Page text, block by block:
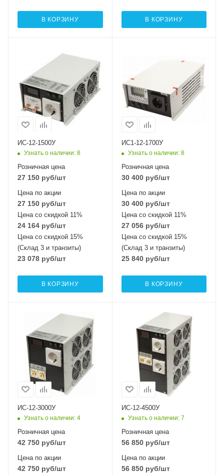
В КОРЗИНУ В КОРЗИНУ
мощность (активная),
1500
ИС-12-1500У
Узнать о наличии: 8
Розничная цена
27 150 руб/шт
Цена по акции
27 150 руб/шт
Цена со скидкой 11%
24 164 руб/шт
Цена со скидкой 15%
(Склад 3 и транзиты)
23 078 руб/шт
В КОРЗИНУ
ИС1-12-1700У
Узнать о наличии: 8
Розничная цена
30 400руб/шт
Цена по акции
30 400руб/шт
Цена со скидкой 11%
27 056руб/шт
Цена со скидкой 15%
(Склад 3 и транзиты)
25 840руб/шт
В КОРЗИНУ
ИС-12-3000У
Узнать о наличии: 4
Розничная цена
42 750 руб/шт
Цена по акции
42 750 руб/шт
ИС-12-4500У
Узнать о наличии: 7
Розничная цена
56 850руб/шт
Цена по акции
56 850руб/шт